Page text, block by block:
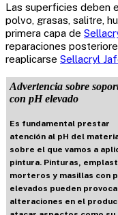
Las superficies deben
polvo, grasas, salitre,
primera capa de
reparaciones
reaplicarse Sellacryl
Advertencia sobre
con pH elevado
Es fundamental prestar
atención al pH del
sobre el que vamos a
pintura. Pinturas,
morteros y masillas con
elevados pueden
alteraciones en el